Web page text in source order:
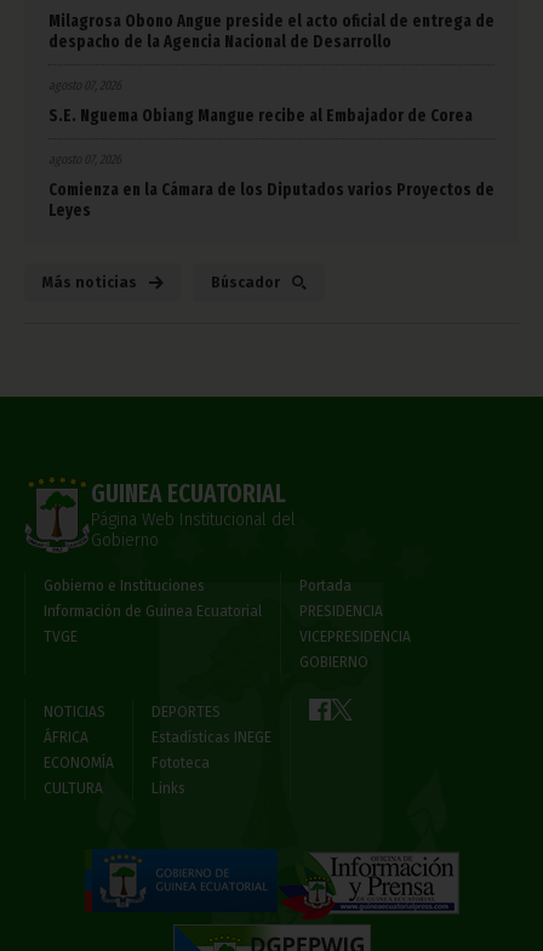
Milagrosa Obono Angue preside el acto oficial de entrega de
despacho de la Agencia Nacional de Desarrollo
agosto 07, 2026
S.E. Nguema Obiang Mangue recibe al Embajador de Corea
agosto 07, 2026
Comienza en la Cámara de los Diputados varios Proyectos de
Leyes
Más noticias Búscador
GUINEA ECUATORIAL
Página Web Institucional del
Gobierno
Gobierno e Instituciones
Información de Guinea Ecuatorial
TVGE
Portada
PRESIDENCIA
VICEPRESIDENCIA
GOBIERNO
NOTICIAS
ÁFRICA
ECONOMÍA
CULTURA
DEPORTES
Estadísticas INEGE
Fototeca
Links